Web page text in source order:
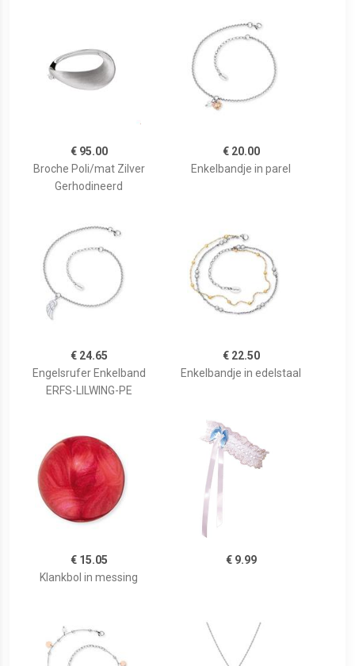
€ 95.00
Broche Poli/mat Zilver
Gerhodineerd
€ 20.00
Enkelbandje in parel
€ 24.65
Engelsrufer Enkelband
ERFS-LILWING-PE
€ 22.50
Enkelbandje in edelstaal
€ 15.05
Klankbol in messing
€ 9.99